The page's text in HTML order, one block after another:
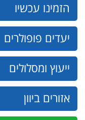
הזמינו עכשיו
יעדים פופולרים
ייעוץ ומסלולים
אזורים ביוון